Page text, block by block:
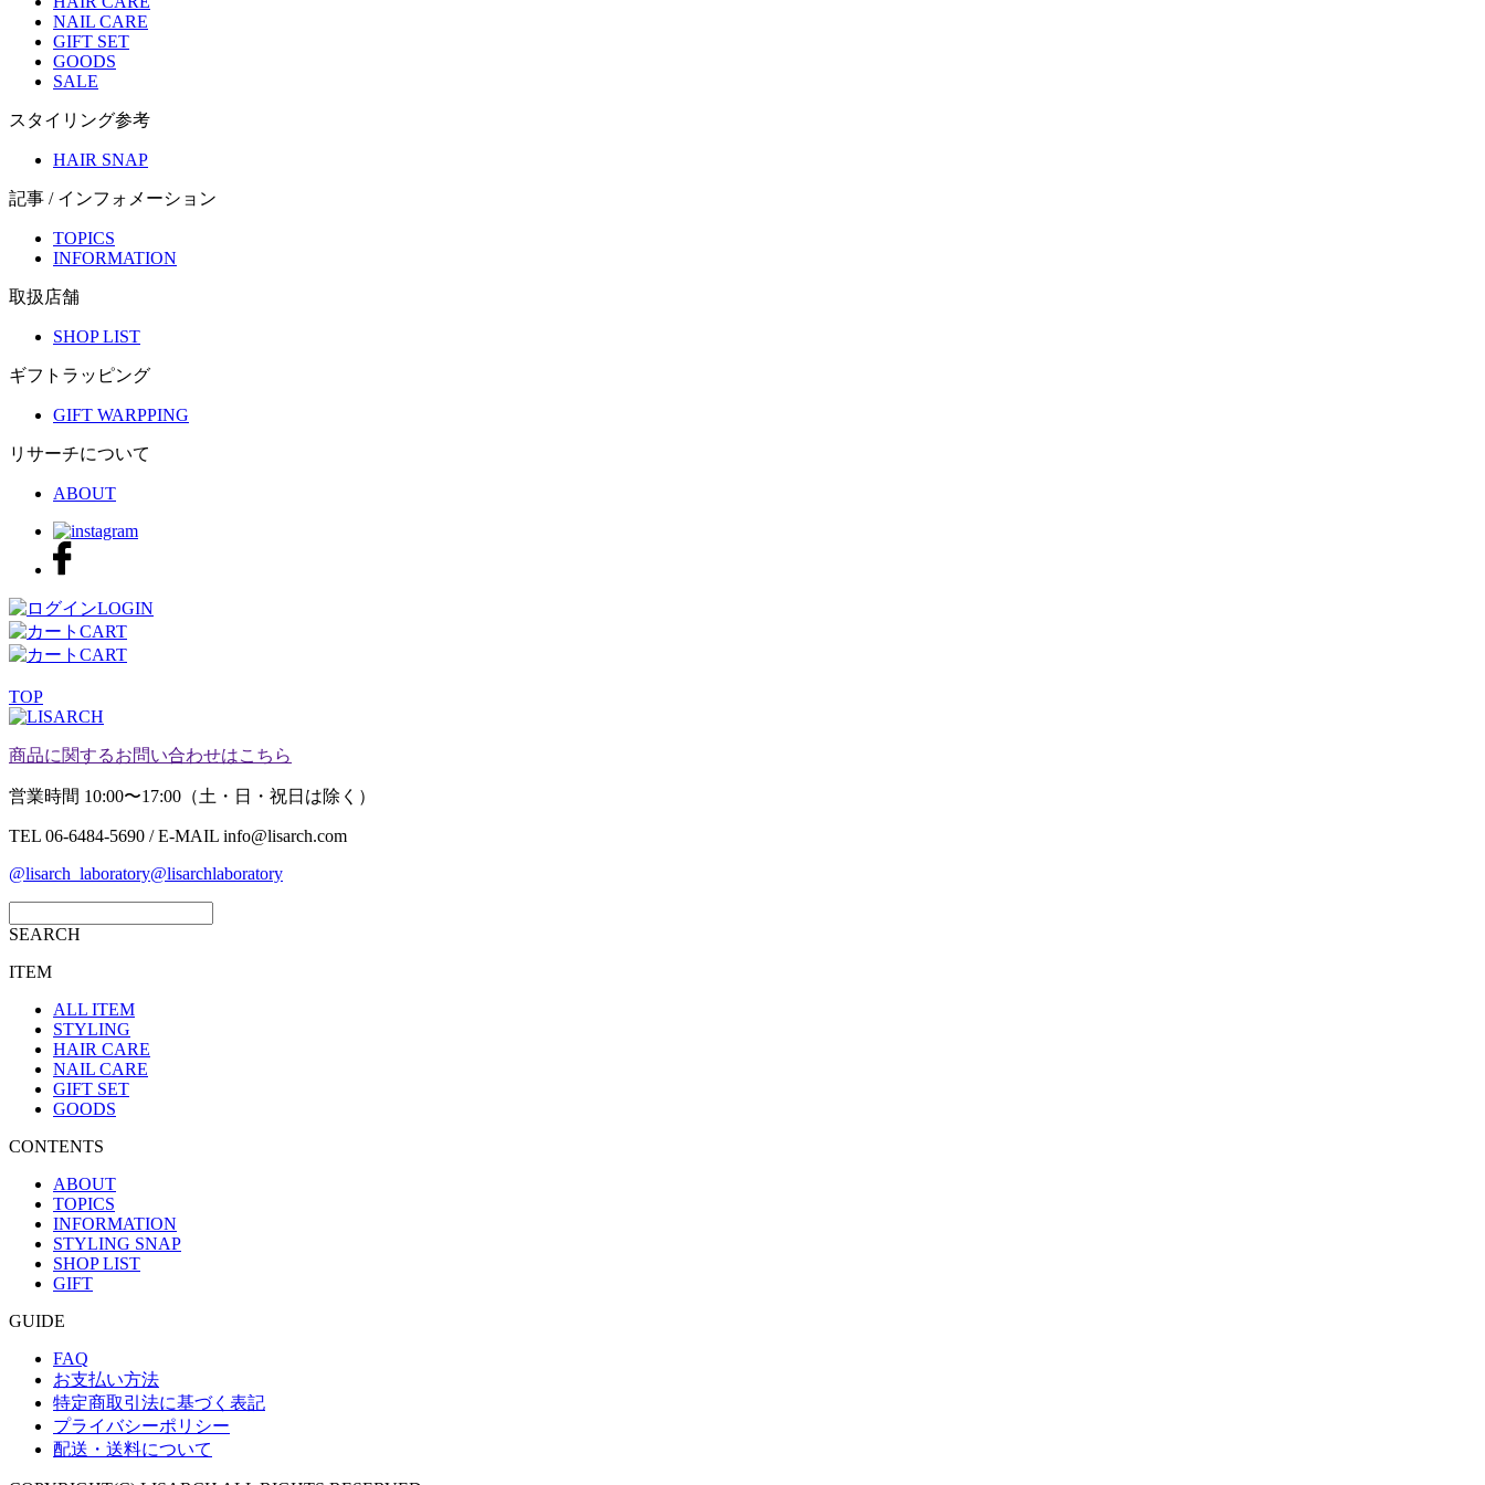
NAIL CARE
GIFT SET
GOODS
SALE
スタイリング参考
HAIR SNAP
記事 / インフォメーション
TOPICS
INFORMATION
取扱店舗
SHOP LIST
ギフトラッピング
GIFT WARPPING
リサーチについて
ABOUT
LOGIN
CART
CART
TOP
商品に関するお問い合わせはこちら
営業時間 10:00〜17:00（土・日・祝日は除く）
TEL 06-6484-5690 / E-MAIL info@lisarch.com
@lisarch_laboratory@lisarchlaboratory
SEARCH
ITEM
ALL ITEM
STYLING
HAIR CARE
NAIL CARE
GIFT SET
GOODS
CONTENTS
ABOUT
TOPICS
INFORMATION
STYLING SNAP
SHOP LIST
GIFT
GUIDE
FAQ
お支払い方法
特定商取引法に基づく表記
プライバシーポリシー
配送・送料について